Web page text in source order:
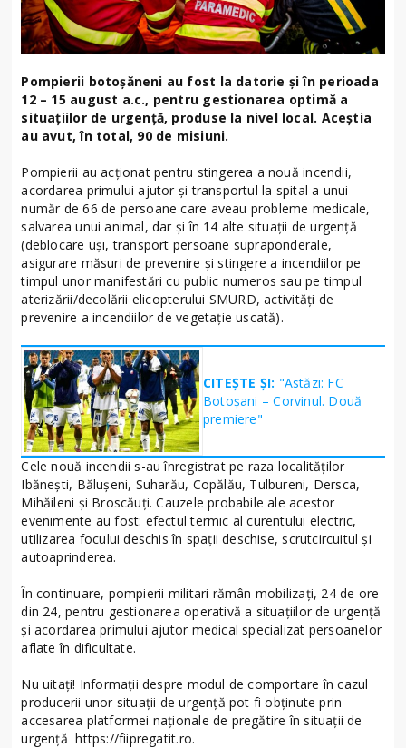
Pompierii botoșăneni au fost la datorie și în perioada
12 – 15 august a.c., pentru gestionarea optimă a
situațiilor de urgență, produse la nivel local. Aceștia
au avut, în total, 90 de misiuni.
Pompierii au acționat pentru stingerea a nouă incendii,
acordarea primului ajutor și transportul la spital a unui
număr de 66 de persoane care aveau probleme medicale,
salvarea unui animal, dar și în 14 alte situații de urgență
(deblocare uși, transport persoane supraponderale,
asigurare măsuri de prevenire și stingere a incendiilor pe
timpul unor manifestări cu public numeros sau pe timpul
aterizării/decolării elicopterului SMURD, activități de
prevenire a incendiilor de vegetație uscată).
CITEȘTE ȘI: "Astăzi: FC
Botoșani – Corvinul. Două
premiere"
Cele nouă incendii s-au înregistrat pe raza localităților
Ibănești, Bălușeni, Suharău, Copălău, Tulbureni, Dersca,
Mihăileni și Broscăuți. Cauzele probabile ale acestor
evenimente au fost: efectul termic al curentului electric,
utilizarea focului deschis în spații deschise, scrutcircuitul și
autoaprinderea.
În continuare, pompierii militari rămân mobilizați, 24 de ore
din 24, pentru gestionarea operativă a situaţiilor de urgenţă
şi acordarea primului ajutor medical specializat persoanelor
aflate în dificultate.
Nu uitați! Informații despre modul de comportare în cazul
producerii unor situații de urgență pot fi obținute prin
accesarea platformei naționale de pregătire în situații de
urgență https://fiipregatit.ro.